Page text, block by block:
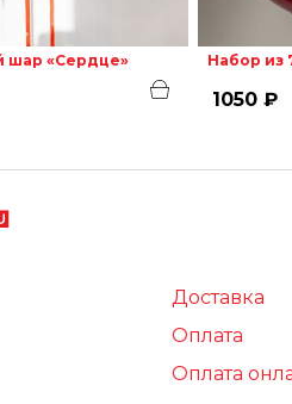
шар «Сердце» Набор из
1050 ₽
Доставка
Оплата
Оплата